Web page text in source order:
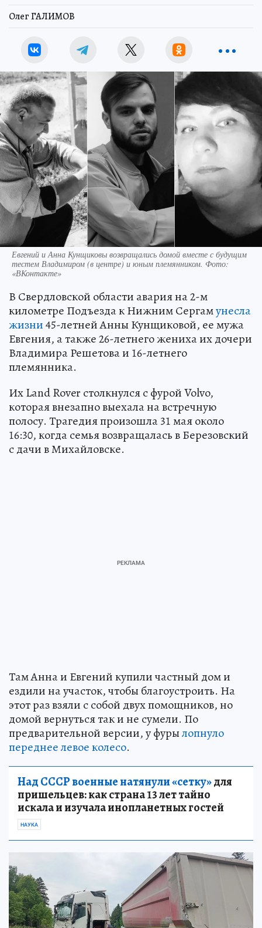
Олег ГАЛИМОВ
Евгений и Анна Кунщиковы возвращались домой вместе с будущим
тестем Владимиром (в центре) и юным племянником. Фото:
«ВКонтакте»
В Свердловской области авария на 2-м
километре Подъезда к Нижним Сергамунесла
жизни45-летней Анны Кунщиковой, ее мужа
Евгения, а также 26-летнего жениха их дочери
Владимира Решетова и 16-летнего
племянника.
Их Land Rover столкнулся с фурой Volvo,
которая внезапно выехала на встречную
полосу. Трагедия произошла 31 мая около
16:30, когда семья возвращалась в Березовский
с дачи в Михайловске.
Там Анна и Евгений купили частный дом и
ездили на участок, чтобы благоустроить. На
этот раз взяли с собой двух помощников, но
домой вернуться так и не сумели. По
предварительной версии, у фурылопнуло
переднее левое колесо.
Над СССР военные натянули «сетку»для
пришельцев: как страна 13 лет тайно
искала и изучала инопланетных гостей
НАУКА